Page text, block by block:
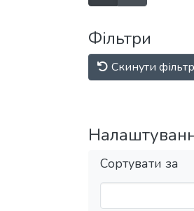
Фільтри
Скинути
Сортувати за